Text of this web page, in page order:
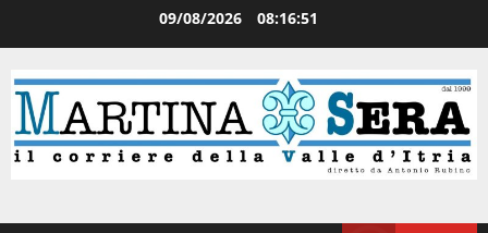
09/08/2026 08:16:51